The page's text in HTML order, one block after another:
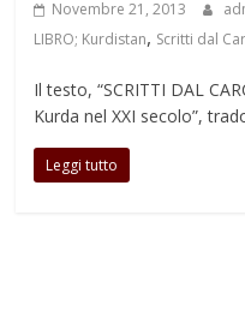
Novembre 21, 2013
LIBRO; Kurdistan, Scritti dal
Il testo, “SCRITTI DAL
Kurda nel XXI secolo”,
Leggi tutto